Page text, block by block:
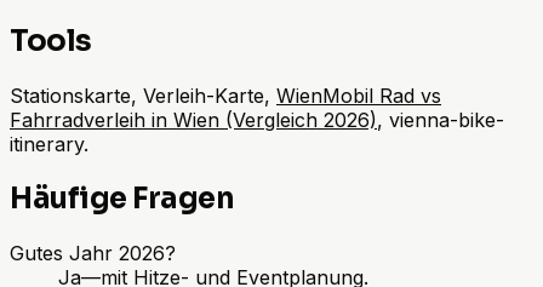
Tools
Stationskarte, Verleih-Karte, WienMobil Rad vs
Fahrradverleih in Wien (Vergleich 2026), vienna-bike-
itinerary.
Häufige Fragen
Gutes Jahr 2026?
Ja—mit Hitze- und Eventplanung.